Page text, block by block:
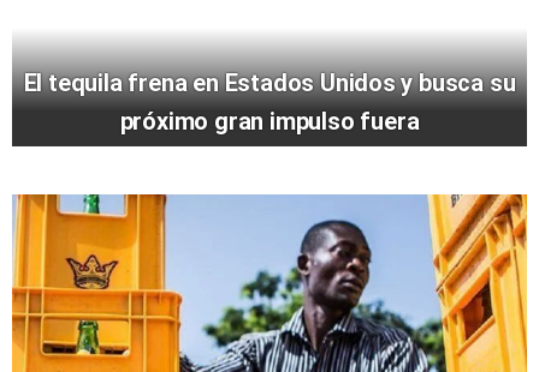
El tequila frena en Estados Unidos y busca su
próximo gran impulso fuera